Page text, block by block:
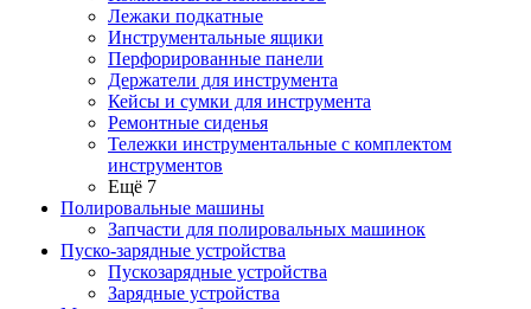
Лежаки подкатные
Инструментальные ящики
Перфорированные панели
Держатели для инструмента
Кейсы и сумки для инструмента
Ремонтные сиденья
Тележки инструментальные с комплектом
инструментов
Ещё 7
Полировальные машины
Запчасти для полировальных машинок
Пуско-зарядные устройства
Пускозарядные устройства
Зарядные устройства